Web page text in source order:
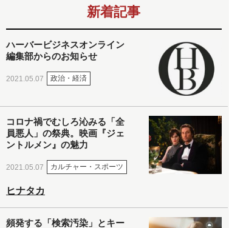
新着記事
ハーバービジネスオンライン
編集部からのお知らせ
2021.05.07 政治・経済
コロナ禍でむしろ沁みる「全
員悪人」の祭典。映画『ジェ
ントルメン』の魅力
2021.05.07 カルチャー・スポーツ
ヒナタカ
頻発する「検索汚染」とキー